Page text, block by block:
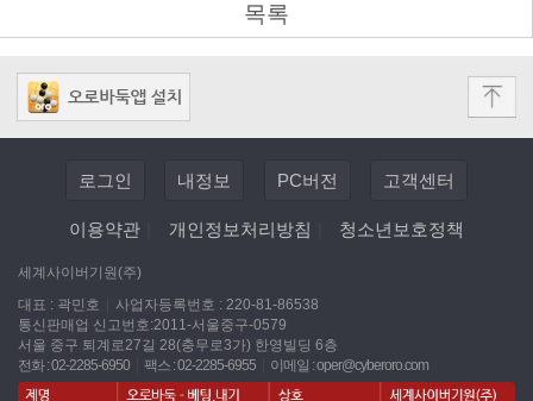
목록
로그인 내정보 PC버전 고객센터
이용약관 개인정보처리방침 청소년보호정책
세계사이버기원(주)
대표 : 곽민호
사업자등록번호 : 220-81-86538
통신판매업 신고번호:2011-서울중구-0579
서울 중구 퇴계로27길 28(충무로3가) 한영빌딩 6층
전화 : 02-2285-6950
팩스 : 02-2285-6955 이메일 :oper@cyberoro.com